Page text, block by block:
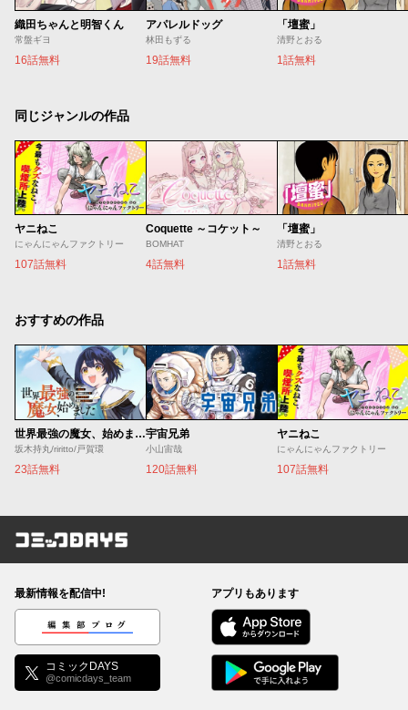
織田ちゃんと明智くん
常盤ギヨ
16話無料
アパレルドッグ
林田もずる
19話無料
「壇蜜」
清野とおる
1話無料
同じジャンルの作品
ヤニねこ
にゃんにゃんファクトリー
107話無料
Coquette ～コケット～
BOMHAT
4話無料
「壇蜜」
清野とおる
1話無料
おすすめの作品
世界最強の魔女、始めました ～私だけ『攻略サイト』を見れる世界で自由に生きます～
坂木持丸/riritto/戸賀環
23話無料
宇宙兄弟
小山宙哉
120話無料
ヤニねこ
にゃんにゃんファクトリー
107話無料
コミックDAYS
最新情報を配信中!
編集部ブログ
コミックDAYS
@comicdays_team
アプリもあります